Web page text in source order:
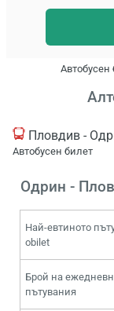
Автобусен
Пловдив -
Автобусен билет
Одрин -
Най-евтиното
obilet
Брой на
пътувания